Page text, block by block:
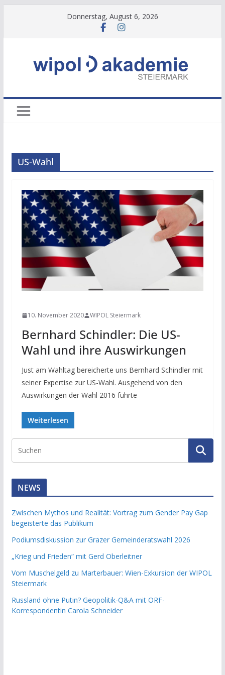
Donnerstag, August 6, 2026
US-Wahl
10. November 2020 WIPOL Steiermark
Bernhard Schindler: Die US-
Wahl und ihre Auswirkungen
Just am Wahltag bereicherte uns Bernhard Schindler mit
seiner Expertise zur US-Wahl. Ausgehend von den
Auswirkungen der Wahl 2016 führte
Weiterlesen
NEWS
Zwischen Mythos und Realität: Vortrag zum Gender Pay Gap
begeisterte das Publikum
Podiumsdiskussion zur Grazer Gemeinderatswahl 2026
„Krieg und Frieden“ mit Gerd Oberleitner
Vom Muschelgeld zu Marterbauer: Wien-Exkursion der WIPOL
Steiermark
Russland ohne Putin? Geopolitik-Q&A mit ORF-
Korrespondentin Carola Schneider